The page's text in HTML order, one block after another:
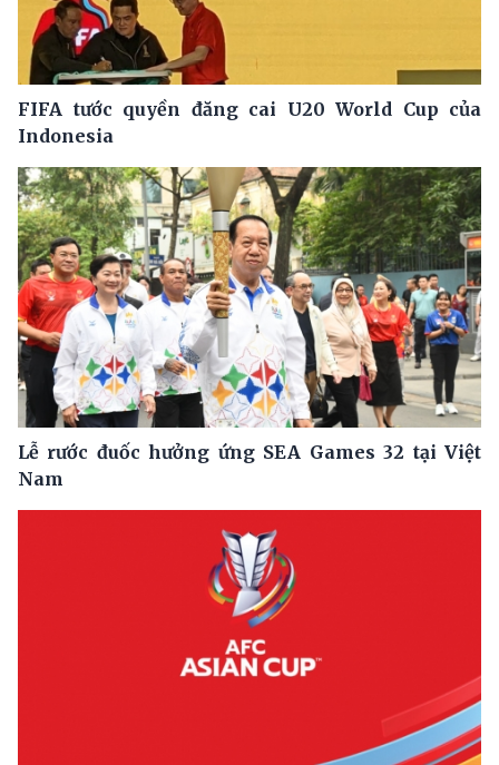
FIFA tước quyền đăng cai U20 World Cup của
Indonesia
Lễ rước đuốc hưởng ứng SEA Games 32 tại Việt
Nam